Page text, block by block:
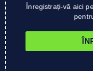
Înregistrați-vă aici